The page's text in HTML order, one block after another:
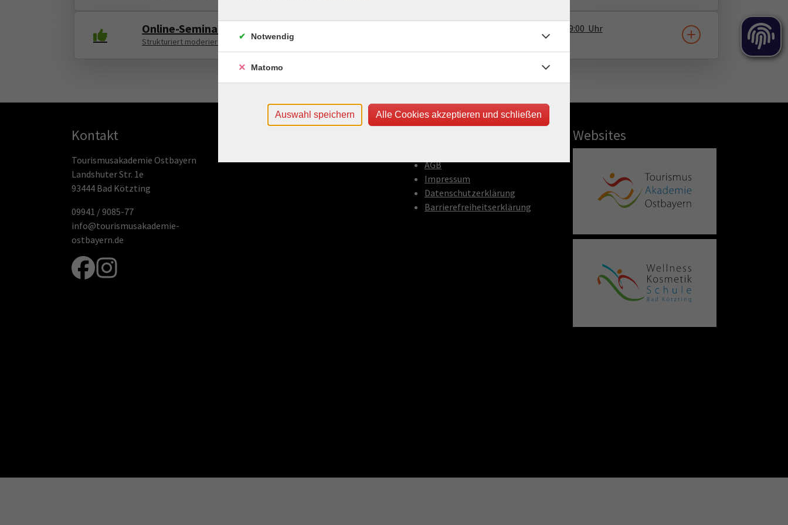
Online-Seminar: Meetings mit Wirkung
Strukturiert moderieren, Menschen einbinden, Ergebnisse erzielen
09:00 Uhr
Kontakt
Tourismusakademie Ostbayern
Landshuter Str. 1e
93444 Bad Kötzting
09941 / 9085-77
info@tourismusakademie-
ostbayern.de
AGB
Impressum
Datenschutzerklärung
Barrierefreiheitserklärung
Websites
Notwendig
Matomo
Auswahl speichern Alle Cookies akzeptieren und schließen